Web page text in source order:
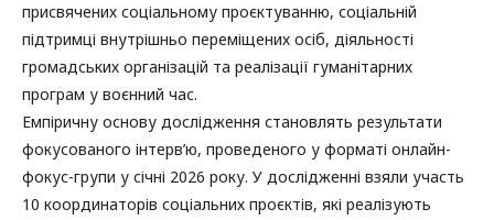
присвячених соціальному проєктуванню, соціальній
підтримці внутрішньо переміщених осіб, діяльності
громадських організацій та реалізації гуманітарних
програм у воєнний час.
Емпіричну основу дослідження становлять результати
фокусованого інтерв’ю, проведеного у форматі онлайн-
фокус-групи у січні 2026 року. У дослідженні взяли участь
10 координаторів соціальних проєктів, які реалізують